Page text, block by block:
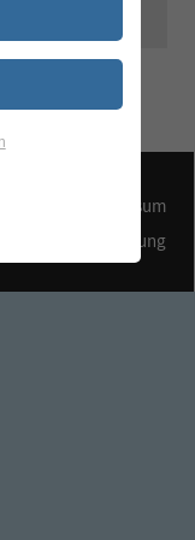
Impressum
Datenschutzerklärung